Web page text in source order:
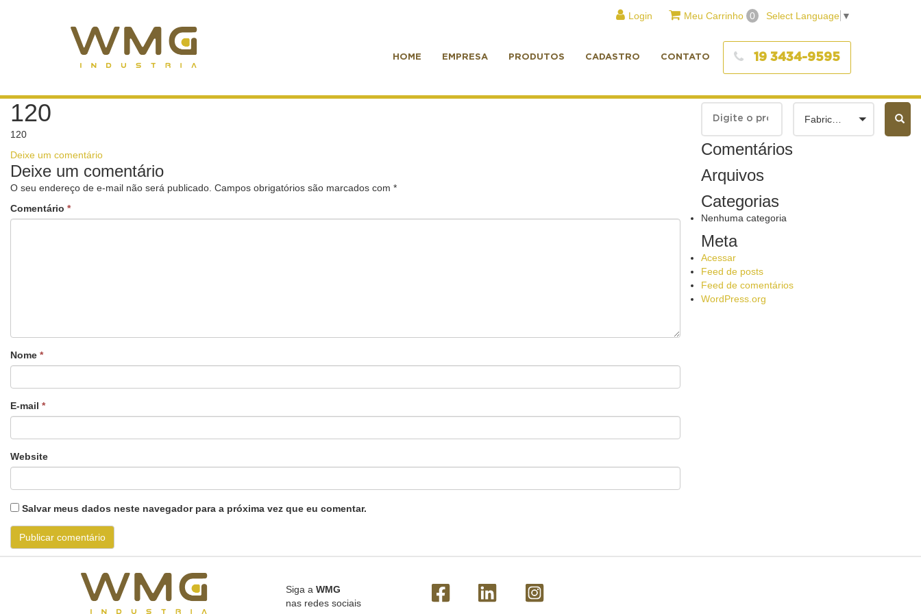
Login Meu Carrinho 0 Select Language ▼
HOME EMPRESA PRODUTOS CADASTRO CONTATO 19 3434-9595
120
120
Deixe um comentário
Deixe um comentário
O seu endereço de e-mail não será publicado. Campos obrigatórios são marcados com *
Comentário *
Nome *
E-mail *
Website
Salvar meus dados neste navegador para a próxima vez que eu comentar.
Fabricantes
Comentários
Arquivos
Categorias
Nenhuma categoria
Meta
Acessar
Feed de posts
Feed de comentários
WordPress.org
Siga a WMG
nas redes sociais